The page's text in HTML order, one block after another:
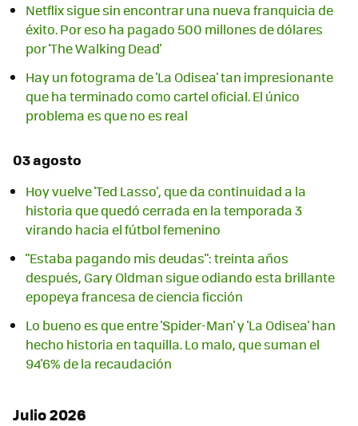
Netflix sigue sin encontrar una nueva franquicia de
éxito. Por eso ha pagado 500 millones de dólares
por 'The Walking Dead'
Hay un fotograma de 'La Odisea' tan impresionante
que ha terminado como cartel oficial. El único
problema es que no es real
03 agosto
Hoy vuelve 'Ted Lasso', que da continuidad a la
historia que quedó cerrada en la temporada 3
virando hacia el fútbol femenino
"Estaba pagando mis deudas": treinta años
después, Gary Oldman sigue odiando esta brillante
epopeya francesa de ciencia ficción
Lo bueno es que entre 'Spider-Man' y 'La Odisea' han
hecho historia en taquilla. Lo malo, que suman el
94'6% de la recaudación
Julio 2026